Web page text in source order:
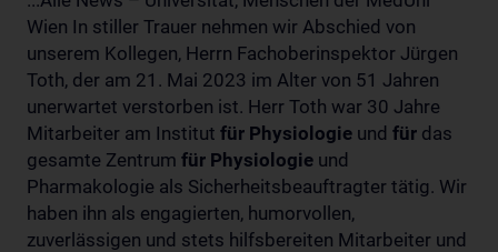
Wien In stiller Trauer nehmen wir Abschied von
unserem Kollegen, Herrn Fachoberinspektor Jürgen
Toth, der am 21. Mai 2023 im Alter von 51 Jahren
unerwartet verstorben ist. Herr Toth war 30 Jahre
Mitarbeiter am Institut für Physiologie und für das
gesamte Zentrum für Physiologie und
Pharmakologie als Sicherheitsbeauftragter tätig. Wir
haben ihn als engagierten, humorvollen,
zuverlässigen und stets hilfsbereiten Mitarbeiter und